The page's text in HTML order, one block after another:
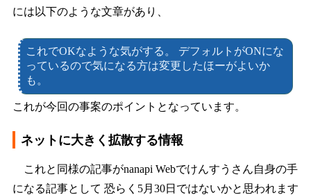
には以下のような文章があり、
これでOKなような気がする。 デフォルトがONにな
っているので気になる方は変更したほーがよいか
も。
これが今回の事案のポイントとなっています。
ネットに大きく拡散する情報
これと同様の記事がnanapi Webでけんすうさん自身の手
になる記事として 恐らく5月30日ではないかと思われます